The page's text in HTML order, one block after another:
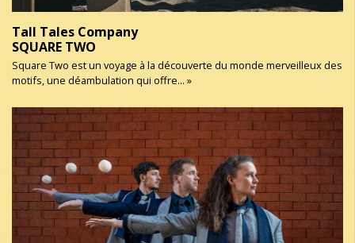
Tall Tales Company
SQUARE TWO
Square Two est un voyage à la découverte du monde merveilleux des
motifs, une déambulation qui offre... »